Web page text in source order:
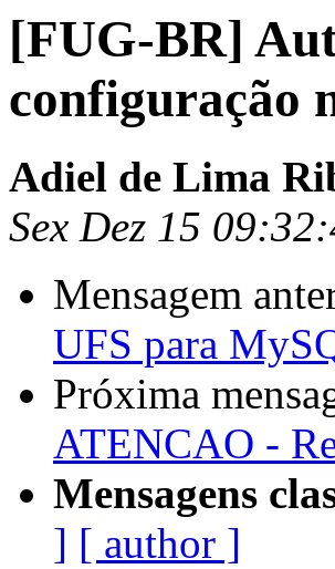
[FUG-BR]
configuração
Adiel de Lima
Sex Dez 15
Mensagem
UFS para
Próxima
ATENCAO -
Mensagens
] [ author ]